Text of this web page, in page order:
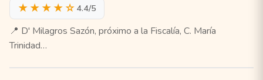
★★★★☆ 4.4/5
📍 D' Milagros Sazón, próximo a la Fiscalía, C. María
Trinidad…